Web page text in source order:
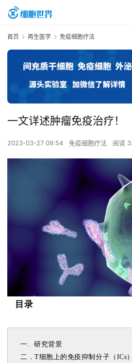
首页 再生医学 免疫细胞疗法
一文详述肿瘤免疫治疗！
2023-03-27 09:54 免疫细胞疗法 阅读
目录
一. 研究背景
二．T细胞上的免疫抑制分子（ICs）